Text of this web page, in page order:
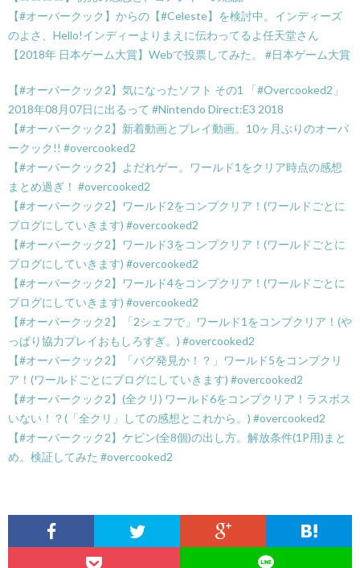
【#オーバークック】からの【#Celeste】を検討中。インディーズ
のよさ、Hello!インディーよりまえに伝わってるよ任天堂さん
【2018年 日本ゲーム大賞】Webで投票してみた。 #日本ゲーム大賞
【#オーバークック2】気になったソフト その1 「#Overcooked2」
2018年08月07日に出るって #Nintendo Direct:E3 2018
【#オーバークック2】新着動画とプレイ動画。10ヶ月ぶりのオーバ
ークック!! #overcooked2
【#オーバークック2】よだれゲー。ワールド1をクリア時点の感想
まとめ過ぎ！ #overcooked2
【#オーバークック2】ワールド2をコンプクリア！(ワールドごとに
ブログにしていきます) #overcooked2
【#オーバークック2】ワールド3をコンプクリア！(ワールドごとに
ブログにしていきます) #overcooked2
【#オーバークック2】ワールド4をコンプクリア！(ワールドごとに
ブログにしていきます) #overcooked2
【#オーバークック2】「2シェフで」ワールド1をコンプクリア！(や
っぱり協力プレイおもしろすぎ。) #overcooked2
【#オーバークック2】「バグ発見か！？」ワールド5をコンプクリ
ア！(ワールドごとにブログにしていきます) #overcooked2
【#オーバークック2】(全クリ) ワールド6をコンプクリア！ラスボス
いない！？(「全クリ」しての感想とこれから。) #overcooked2
【#オーバークック2】ケビン(全8個)の出し方。解放条件(1P用)まと
め。検証してみた #overcooked2